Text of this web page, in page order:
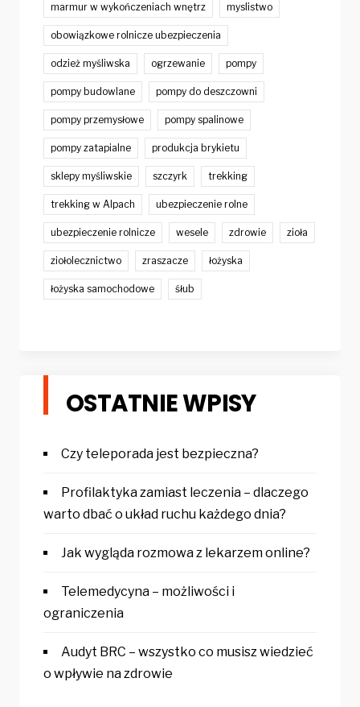
marmur w wykończeniach wnętrz myslistwo
obowiązkowe rolnicze ubezpieczenia
odzież myśliwska ogrzewanie pompy
pompy budowlane pompy do deszczowni
pompy przemysłowe pompy spalinowe
pompy zatapialne produkcja brykietu
sklepy myśliwskie szczyrk trekking
trekking w Alpach ubezpieczenie rolne
ubezpieczenie rolnicze wesele zdrowie zioła
ziołolecznictwo zraszacze łożyska
łożyska samochodowe śłub
OSTATNIE WPISY
Czy teleporada jest bezpieczna?
Profilaktyka zamiast leczenia – dlaczego
warto dbać o układ ruchu każdego dnia?
Jak wygląda rozmowa z lekarzem online?
Telemedycyna – możliwości i
ograniczenia
Audyt BRC – wszystko co musisz wiedzieć
o wpływie na zdrowie